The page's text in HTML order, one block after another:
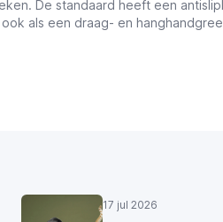
De standaard heeft een
als een draag- en
17 jul 2026